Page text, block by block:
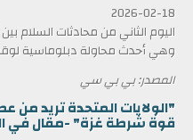
2026-02-18
اليوم الثاني من محادثات السلام
وهي أحدث محاولة دبلوماسية
المصدر: بي بي سي
"الولايات المتحدة تريد من
قوة شرطة غزة" -مقال في